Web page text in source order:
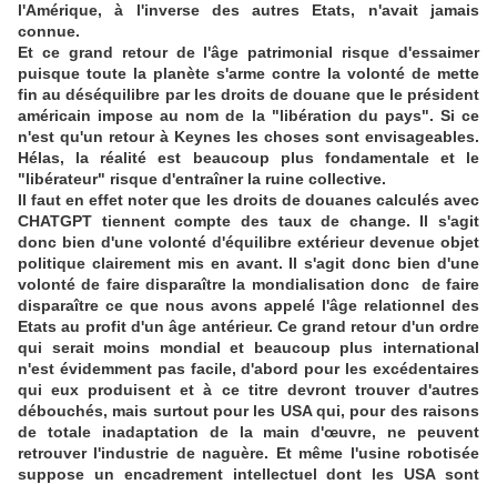
l'Amérique, à l'inverse des autres Etats, n'avait jamais
connue.
Et ce grand retour de l'âge patrimonial risque d'essaimer
puisque toute la planète s'arme contre la volonté de mette
fin au déséquilibre par les droits de douane que le président
américain impose au nom de la "libération du pays". Si ce
n'est qu'un retour à Keynes les choses sont envisageables.
Hélas, la réalité est beaucoup plus fondamentale et le
"libérateur" risque d'entraîner la ruine collective.
Il faut en effet noter que les droits de douanes calculés avec
CHATGPT tiennent compte des taux de change. Il s'agit
donc bien d'une volonté d'équilibre extérieur devenue objet
politique clairement mis en avant. Il s'agit donc bien d'une
volonté de faire disparaître la mondialisation donc de faire
disparaître ce que nous avons appelé l'âge relationnel des
Etats au profit d'un âge antérieur. Ce grand retour d'un ordre
qui serait moins mondial et beaucoup plus international
n'est évidemment pas facile, d'abord pour les excédentaires
qui eux produisent et à ce titre devront trouver d'autres
débouchés, mais surtout pour les USA qui, pour des raisons
de totale inadaptation de la main d'œuvre, ne peuvent
retrouver l'industrie de naguère. Et même l'usine robotisée
suppose un encadrement intellectuel dont les USA sont